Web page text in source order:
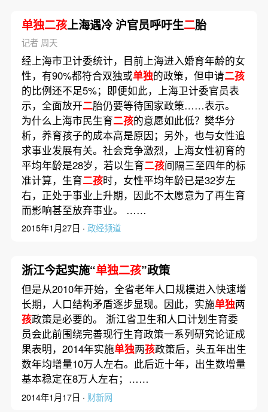
单独二孩上海遇冷 沪官员呼吁生二胎
记者 周天
经上海市卫计委统计，目前上海进入婚育年龄的女
性，有90%都符合双独或单独的政策，但申请二孩
的比例还不足5%；即便如此，上海卫计委官员表
示，全面放开二胎仍要等待国家政策……表示。
为什么上海市民生育二孩的意愿如此低？樊华分
析，养育孩子的成本高是原因；另外，也与女性追
求事业发展有关。社会竞争激烈，上海女性初育的
平均年龄是28岁，若以生育二孩间隔三至四年的标
准计算，生育二孩时，女性平均年龄已是32岁左
右，正处于事业上升期，因此不太愿意为了再生育
而影响甚至放弃事业。 ……
2015年1月27日 · 政经频道
浙江今起实施“单独二孩”政策
但是从2010年开始，全省老年人口规模进入快速增
长期，人口结构矛盾逐步显现。因此，实施单独两
孩政策是必要的。 浙江省卫生和人口计划生育委
员会此前围绕完善现行生育政策一系列研究论证成
果表明，2014年实施单独两孩政策后，头五年出生
数年均增量10万人左右。此后近十年，出生数增量
基本稳定在8万人左右；……
2014年1月17日 · 财新网